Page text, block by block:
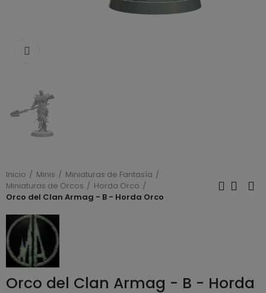
Inicio Minis
Miniaturas de Fantasía
Miniaturas de Orcos
Horda Orco
Orco del Clan Armag - B - Horda Orco
Orco del Clan Armag - B - Horda